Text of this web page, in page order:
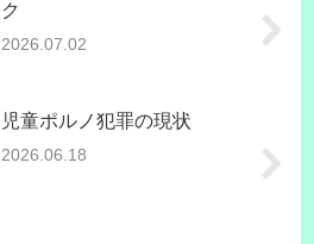
ク
2026.07.02
児童ポルノ犯罪の現状
2026.06.18